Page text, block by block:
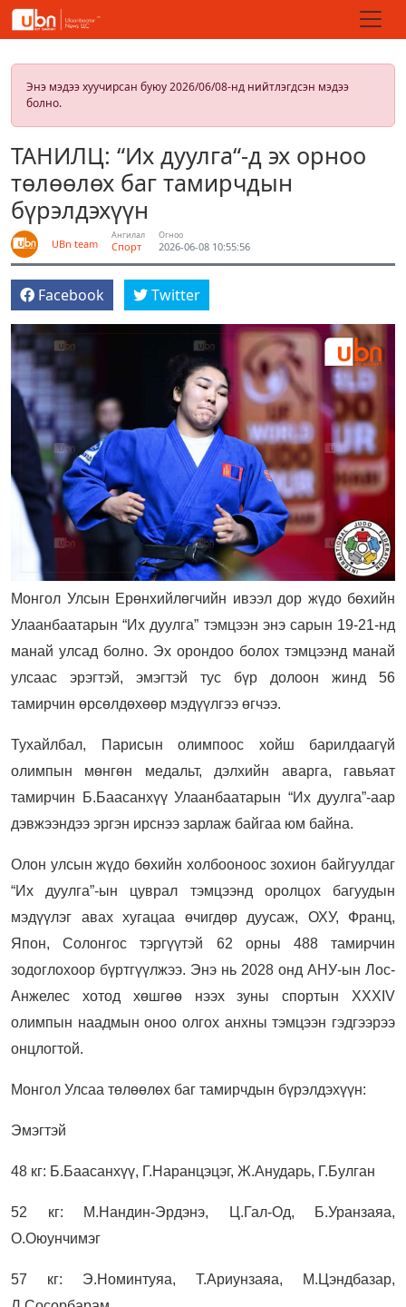
Энэ мэдээ хуучирсан буюу 2026/06/08-нд нийтлэгдсэн мэдээ
болно.
ТАНИЛЦ: “Их дуулга“-д эх орноо
төлөөлөх баг тамирчдын
бүрэлдэхүүн
UBn team
Ангилал
Спорт
Огноо
2026-06-08 10:55:56
Facebook Twitter
Монгол Улсын Ерөнхийлөгчийн ивээл дор жүдо бөхийн
Улаанбаатарын “Их дуулга” тэмцээн энэ сарын 19-21-нд
манай улсад болно. Эх орондоо болох тэмцээнд манай
улсаас эрэгтэй, эмэгтэй тус бүр долоон жинд 56
тамирчин өрсөлдөхөөр мэдүүлгээ өгчээ.
Тухайлбал, Парисын олимпоос хойш барилдаагүй
олимпын мөнгөн медальт, дэлхийн аварга, гавьяат
тамирчин Б.Баасанхүү Улаанбаатарын “Их дуулга”-аар
дэвжээндээ эргэн ирснээ зарлаж байгаа юм байна.
Олон улсын жүдо бөхийн холбооноос зохион байгуулдаг
“Их дуулга”-ын цуврал тэмцээнд оролцох багуудын
мэдүүлэг авах хугацаа өчигдөр дуусаж, ОХУ, Франц,
Япон, Солонгос тэргүүтэй 62 орны 488 тамирчин
зодоглохоор бүртгүүлжээ. Энэ нь 2028 онд АНУ-ын Лос-
Анжелес хотод хөшгөө нээх зуны спортын XXXIV
олимпын наадмын оноо олгох анхны тэмцээн гэдгээрээ
онцлогтой.
Монгол Улсаа төлөөлөх баг тамирчдын бүрэлдэхүүн:
Эмэгтэй
48 кг: Б.Баасанхүү, Г.Наранцэцэг, Ж.Анударь, Г.Булган
52 кг: М.Нандин-Эрдэнэ, Ц.Гал-Од, Б.Уранзаяа,
О.Оюунчимэг
57 кг: Э.Номинтуяа, Т.Ариунзаяа, М.Цэндбазар,